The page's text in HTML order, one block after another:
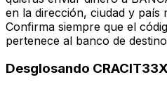
en la dirección, ciudad y país
Confirma siempre que el
pertenece al banco de
Desglosando